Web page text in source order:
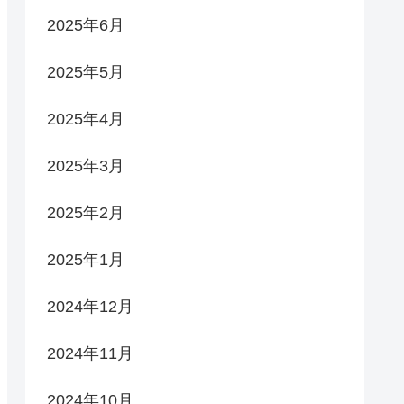
2025年6月
2025年5月
2025年4月
2025年3月
2025年2月
2025年1月
2024年12月
2024年11月
2024年10月